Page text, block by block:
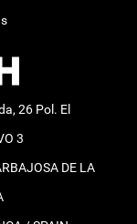
26 Pol. El
3
DE LA